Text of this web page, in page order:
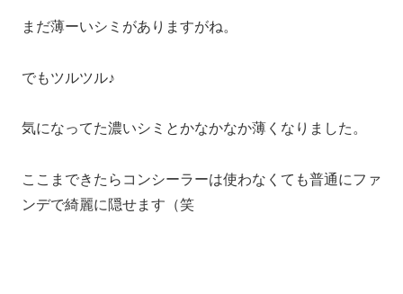
まだ薄ーいシミがありますがね。
でもツルツル♪
気になってた濃いシミとかなかなか薄くなりました。
ここまできたらコンシーラーは使わなくても普通にファ
ンデで綺麗に隠せます（笑